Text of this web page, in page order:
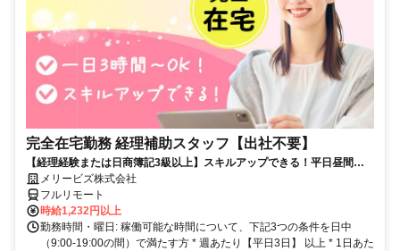
完全在宅勤務 経理補助スタッフ【出社不要】
【経理経験または日商簿記3級以上】スキルアップできる！平日昼間３h
～。完全在宅で育児・介護中の方も大歓迎♪
メリービズ株式会社
フルリモート
時給1,232円以上
勤務時間・曜日: 稼働可能な時間について、下記3つの条件を日中
（9:00-19:00の間）で満たす方 * 週あたり【平日3日】 以上 * 1日あた